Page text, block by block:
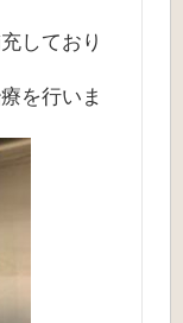
おり
いま